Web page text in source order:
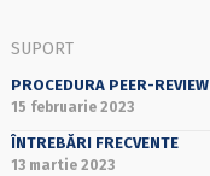
SUPORT
PROCEDURA PEER-REVIEW
15 februarie 2023
ÎNTREBĂRI FRECVENTE
13 martie 2023